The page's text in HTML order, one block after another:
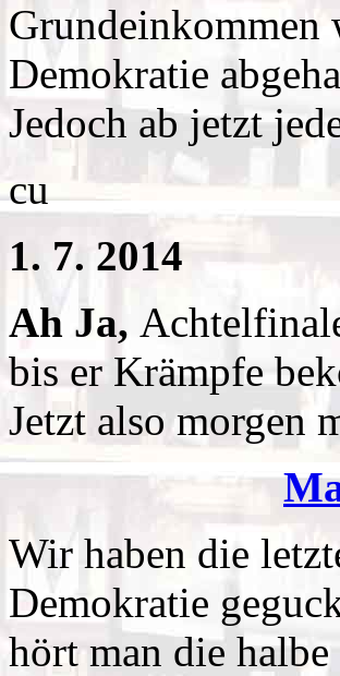
Grundeinkommen
Demokratie
Jedoch ab jetzt
cu
1. 7. 2014
Ah Ja,
bis er Krämpfe
Jetzt also morgen
Wir haben die
Demokratie
hört man die